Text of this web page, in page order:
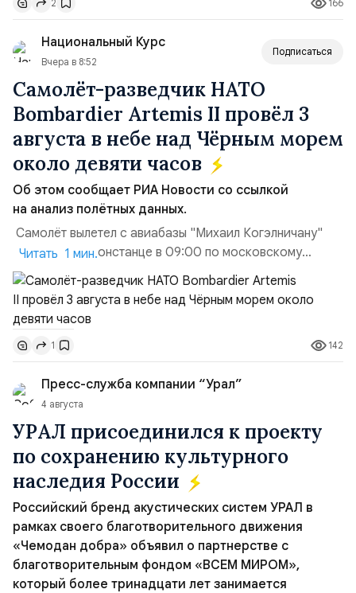
доверенности;Отказ в заключении кредитного
договора, предоставлении государственных и
муниципальных услуг онл...
2 166
Национальный Курс
Вчера в 8:52
Подписаться
Самолёт-разведчик НАТО
Bombardier Artemis II провёл 3
августа в небе над Чёрным морем
около девяти часов
Об этом сообщает РИА Новости со ссылкой
на анализ полётных данных.
Самолёт вылетел с авиабазы "Михаил Когэлничану"
в румынской Констанце в 09:00 по московскому
времени и направился по прямой к турецко-грузинской
границе. На базу самолёт вернулся после 18 часов,
совершив три облёта примерно по одной
траектории.Не исключено, что Artemis II участвовал в
наведени...
Читать 1 мин.
1 142
Пресс-служба компании “Урал”
4 августа
УРАЛ присоединился к проекту
по сохранению культурного
наследия России
Российский бренд акустических систем УРАЛ в
рамках своего благотворительного движения
«Чемодан добра» объявил о партнерстве с
благотворительным фондом «ВСЕМ МИРОМ»,
который более тринадцати лет занимается